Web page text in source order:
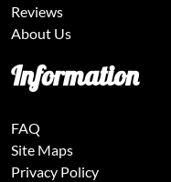
Reviews
About Us
Information
FAQ
Site Maps
Privacy Policy